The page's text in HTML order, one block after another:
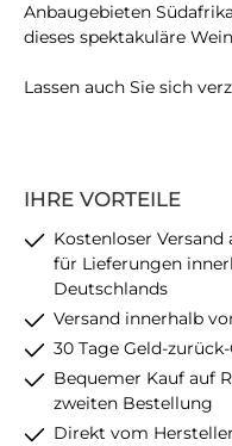
IHRE VORTEILE
Kostenloser Versand
für Lieferungen
Deutschlands
Versand innerhalb
30 Tage Geld-
Bequemer Kauf auf
zweiten Bestellung
Direkt vom Hersteller
Anbaugebieten
dieses spektakuläre
Lassen auch Sie sich